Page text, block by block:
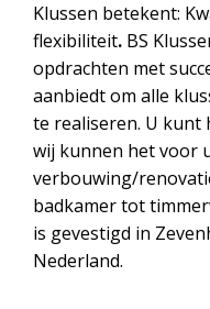
Klussen betekent:
flexibiliteit. BS
opdrachten met
aanbiedt om alle
te realiseren. U kunt
wij kunnen het voor
verbouwing/
badkamer tot
is gevestigd in
Nederland.